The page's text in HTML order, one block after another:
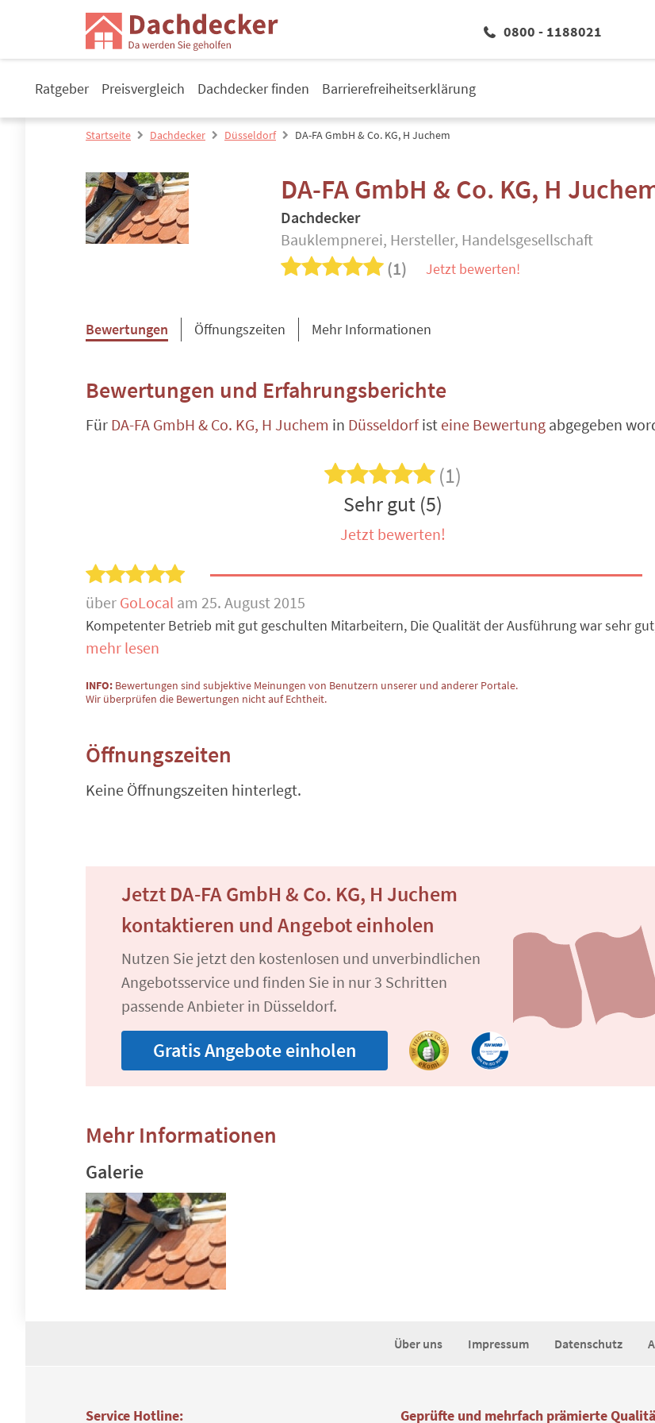
0800 - 1188021
Ratgeber Preisvergleich Dachdecker finden Barrierefreiheitserklärung
Startseite Dachdecker Düsseldorf DA-FA GmbH & Co. KG, H Juchem
DA-FA GmbH & Co. KG, H
Dachdecker
Bauklempnerei, Hersteller, Handelsgesellschaft
(1) Jetzt bewerten!
Bewertungen Öffnungszeiten Mehr Informationen
Bewertungen und Erfahrungsberichte
Für DA-FA GmbH & Co. KG, H Juchem in Düsseldorfist eine Bewertung abgegeben
(1)
Sehr gut (5)
Jetzt bewerten!
über GoLocal am 25. August 2015
Kompetenter Betrieb mit gut geschulten Mitarbeitern, Die Qualität der Ausführung war sehr
mehr lesen
INFO: Bewertungen sind subjektive Meinungen von Benutzern unserer und anderer Portale.
Wir überprüfen die Bewertungen nicht auf Echtheit.
Öffnungszeiten
Keine Öffnungszeiten hinterlegt.
Jetzt DA-FA GmbH & Co. KG, H Juchem
kontaktieren und Angebot einholen
Nutzen Sie jetzt den kostenlosen und unverbindlichen
Angebotsservice und finden Sie in nur 3 Schritten
passende Anbieter in Düsseldorf.
Gratis Angebote einholen
Mehr Informationen
Galerie
Über uns Impressum Datenschutz
Service Hotline: Geprüfte und mehrfach prämierte